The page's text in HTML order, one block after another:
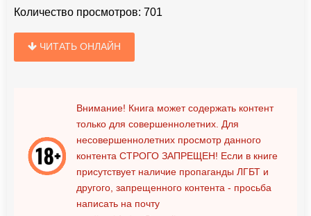
Количество просмотров: 701
ЧИТАТЬ ОНЛАЙН
Внимание! Книга может содержать контент
только для совершеннолетних. Для
несовершеннолетних просмотр данного
контента СТРОГО ЗАПРЕЩЕН! Если в книге
присутствует наличие пропаганды ЛГБТ и
другого, запрещенного контента - просьба
написать на почту